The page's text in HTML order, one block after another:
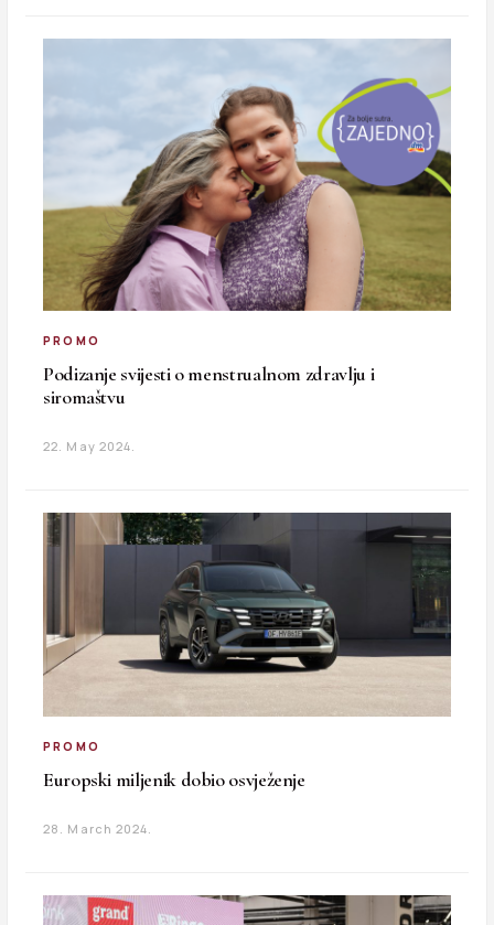
PROMO
Podizanje svijesti o menstrualnom zdravlju i
siromaštvu
22. May 2024.
PROMO
Europski miljenik dobio osvježenje
28. March 2024.